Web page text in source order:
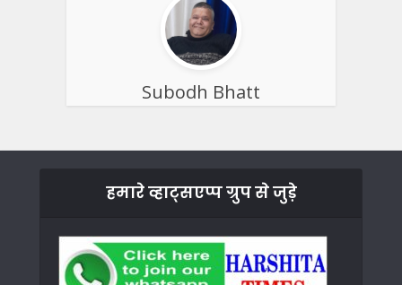
Subodh Bhatt
हमारे व्हाट्सएप्प ग्रुप से जुड़े